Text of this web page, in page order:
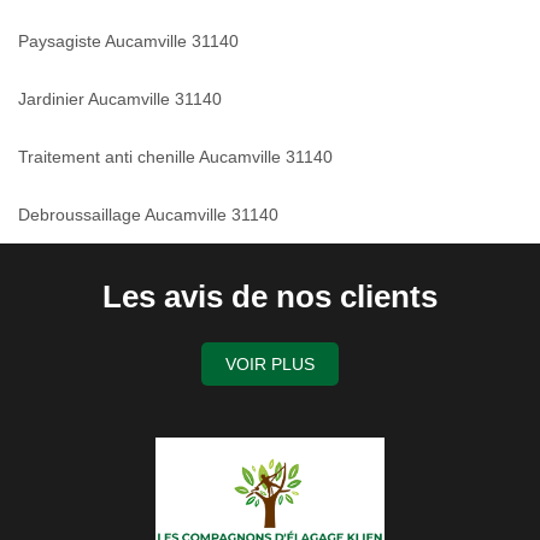
Paysagiste Aucamville 31140
Jardinier Aucamville 31140
Traitement anti chenille Aucamville 31140
Debroussaillage Aucamville 31140
Les avis de nos clients
VOIR PLUS